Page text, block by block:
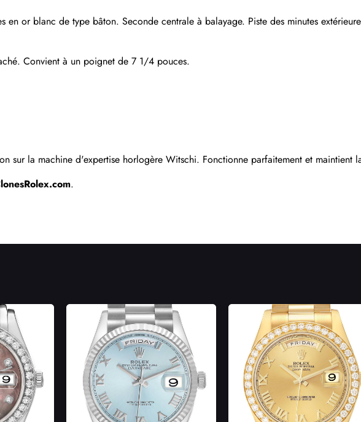
or blanc de type bâton. Seconde centrale à balayage. Piste des minutes
Convient à un poignet de 7 1/4 pouces.
sur la machine d'expertise horlogère Witschi. Fonctionne parfaitement et maintient
.